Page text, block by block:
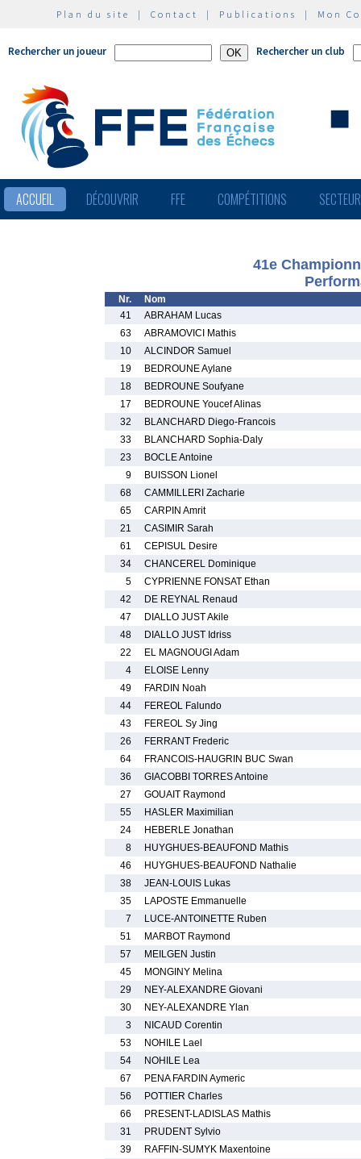
Plan du site | Contact | Publications | Mon
Rechercher un joueur Rechercher un club
ACCUEIL DÉCOUVRIR FFE COMPÉTITIONS
41e
Nr.
Nom
41
ABRAHAM Lucas
63
ABRAMOVICI Mathis
10
ALCINDOR Samuel
19
BEDROUNE Aylane
18
BEDROUNE Soufyane
17
BEDROUNE Youcef Alinas
32
BLANCHARD Diego-Francois
33
BLANCHARD Sophia-Daly
23
BOCLE Antoine
9
BUISSON Lionel
68
CAMMILLERI Zacharie
65
CARPIN Amrit
21
CASIMIR Sarah
61
CEPISUL Desire
34
CHANCEREL Dominique
5
CYPRIENNE FONSAT Ethan
42
DE REYNAL Renaud
47
DIALLO JUST Akile
48
DIALLO JUST Idriss
22
EL MAGNOUGI Adam
4
ELOISE Lenny
49
FARDIN Noah
44
FEREOL Falundo
43
FEREOL Sy Jing
26
FERRANT Frederic
64
FRANCOIS-HAUGRIN BUC Swan
36
GIACOBBI TORRES Antoine
27
GOUAIT Raymond
55
HASLER Maximilian
24
HEBERLE Jonathan
8
HUYGHUES-BEAUFOND Mathis
46
HUYGHUES-BEAUFOND Nathalie
38
JEAN-LOUIS Lukas
35
LAPOSTE Emmanuelle
7
LUCE-ANTOINETTE Ruben
51
MARBOT Raymond
57
MEILGEN Justin
45
MONGINY Melina
29
NEY-ALEXANDRE Giovani
30
NEY-ALEXANDRE Ylan
3
NICAUD Corentin
53
NOHILE Lael
54
NOHILE Lea
67
PENA FARDIN Aymeric
56
POTTIER Charles
66
PRESENT-LADISLAS Mathis
31
PRUDENT Sylvio
39
RAFFIN-SUMYK Maxentoine